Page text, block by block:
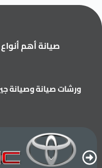
صيانة أهم
ورشات صيانة وصيانة